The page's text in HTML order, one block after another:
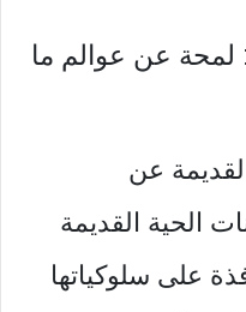
لمحة عن عوالم ما
عن
الحية القديمة
على سلوكياتها